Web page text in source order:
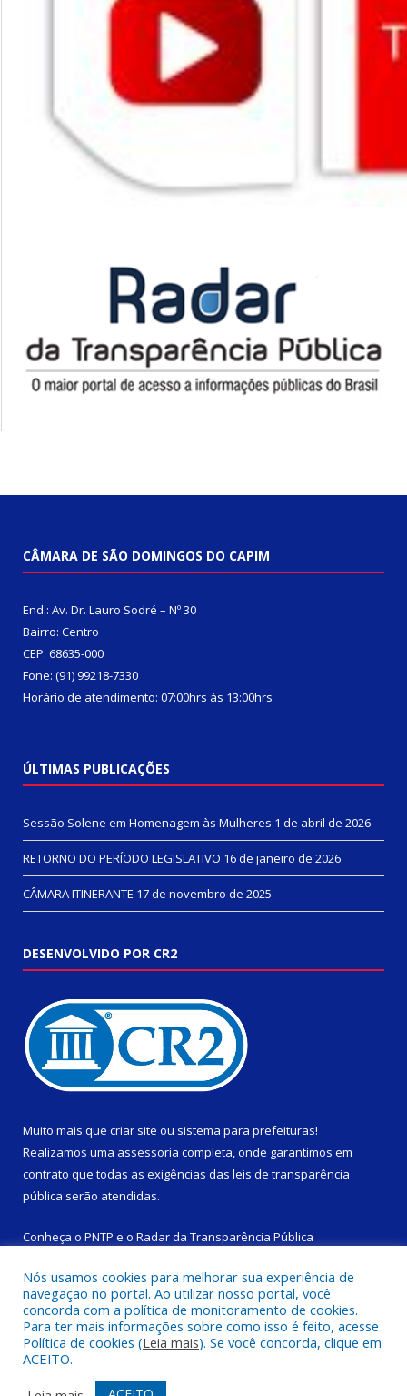
CÂMARA DE SÃO DOMINGOS DO CAPIM
End.: Av. Dr. Lauro Sodré – Nº 30
Bairro: Centro
CEP: 68635-000
Fone: (91) 99218-7330
Horário de atendimento: 07:00hrs às 13:00hrs
ÚLTIMAS PUBLICAÇÕES
Sessão Solene em Homenagem às Mulheres 1 de abril de 2026
RETORNO DO PERÍODO LEGISLATIVO 16 de janeiro de 2026
CÂMARA ITINERANTE 17 de novembro de 2025
DESENVOLVIDO POR CR2
Muito mais que criar site ou sistema para prefeituras!
Realizamos uma assessoria completa, onde garantimos em
contrato que todas as exigências das leis de transparência
pública serão atendidas.
Conheça o PNTP e o Radar da Transparência Pública
Todos os direitos reservados a Câmara Municipal de São
Domingos do Capim.
Mapa do Site Acessar Área Administrativa
Nós usamos cookies para melhorar sua experiência de
navegação no portal. Ao utilizar nosso portal, você
concorda com a política de monitoramento de cookies.
Para ter mais informações sobre como isso é feito, acesse
Política de cookies (Leia mais). Se você concorda, clique em
ACEITO.